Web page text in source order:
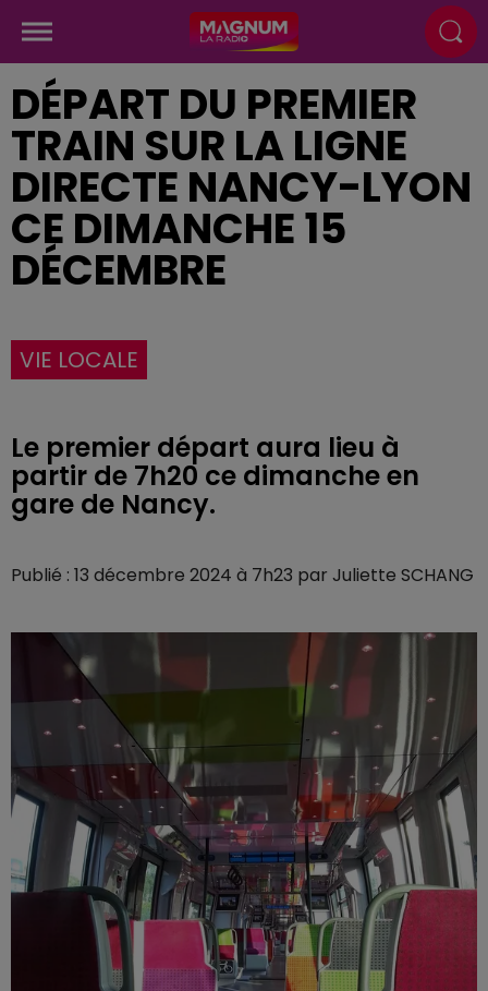
DÉPART DU PREMIER
TRAIN SUR LA LIGNE
DIRECTE NANCY-LYON
CE DIMANCHE 15
DÉCEMBRE
VIE LOCALE
Le premier départ aura lieu à
partir de 7h20 ce dimanche en
gare de Nancy.
Publié : 13 décembre 2024 à 7h23 par Juliette SCHANG